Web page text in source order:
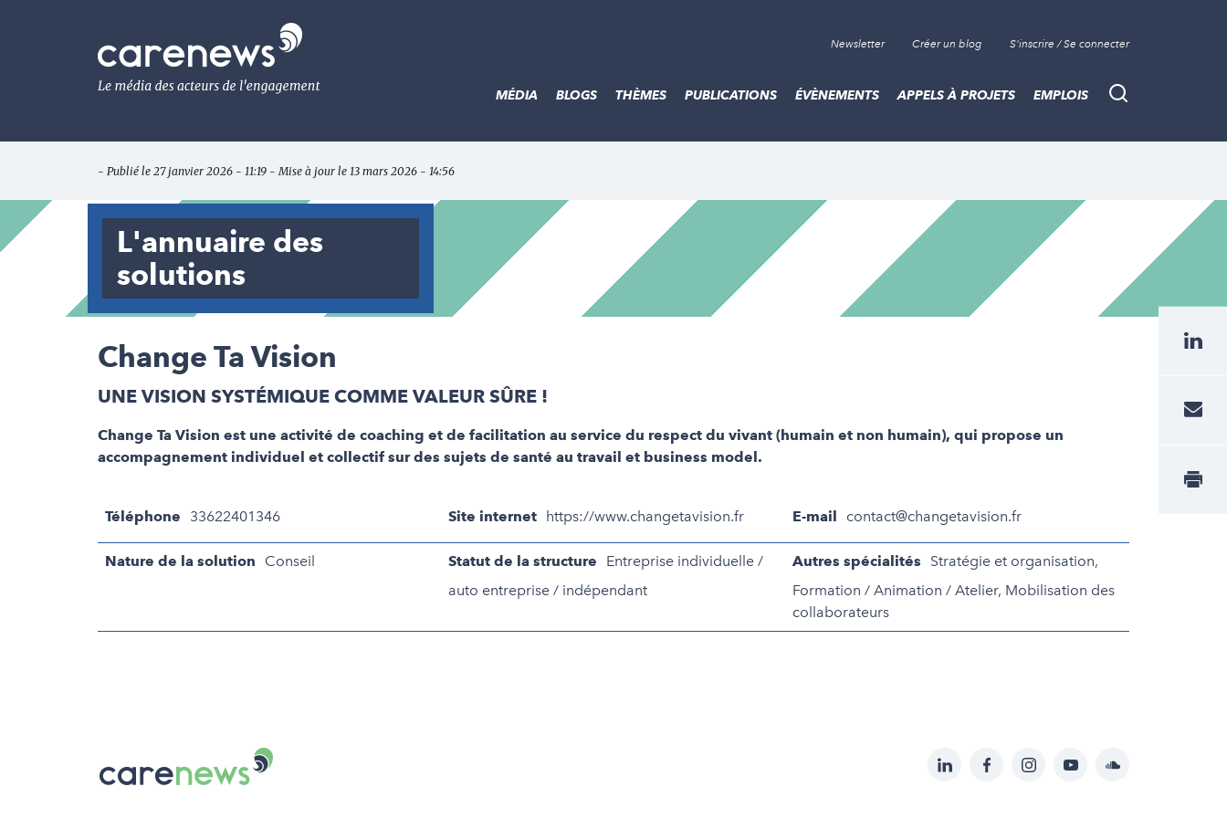
Le
média
de
l'engagement
Newsletter Créer un blog S'inscrire / Se connecter
Recherche
MÉDIA BLOGS THÈMES PUBLICATIONS ÉVÈNEMENTS APPELS À PROJETS EMPLOIS
- Publié le 27 janvier 2026 - 11:19 - Mise à jour le 13 mars 2026 - 14:56
L'annuaire des
solutions
Change Ta Vision
UNE VISION SYSTÉMIQUE COMME VALEUR SÛRE !
Change Ta Vision est une activité de coaching et de facilitation au service du respect du vivant (humain et non humain), qui propose un
accompagnement individuel et collectif sur des sujets de santé au travail et business model.
Téléphone 33622401346 Site internet https://www.changetavision.fr E-mail contact@changetavision.fr
Nature de la solution Conseil Statut de la structure
Entreprise individuelle /
auto entreprise / indépendant
Autres spécialités
Stratégie et organisation,
Formation / Animation / Atelier, Mobilisation des
collaborateurs
Suivez-
LinkedInFacebookInstagramYouTubeSoundcloud
Le